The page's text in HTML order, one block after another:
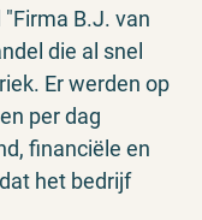
B.J. van
die al snel
Er werden op
per dag
financiële en
het bedrijf